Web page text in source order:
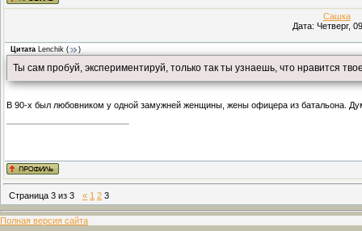
Сашка
Дата: Четверг,
Цитата Lenchik ( )
Ты сам пробуй, экспериментируй, только так ты узнаешь, что нравится
В 90-х был любовником у одной замужней женщины, жены офицера из батальона.
Страница 3 из 3 « 1 2 3
Полная версия сайта